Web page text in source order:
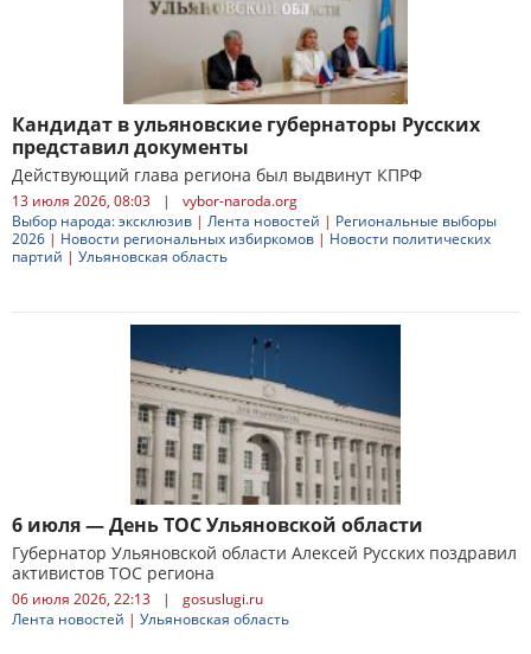
Кандидат в ульяновские губернаторы Русских
представил документы
Действующий глава региона был выдвинут КПРФ
13 июля 2026, 08:03 |
vybor-naroda.org
Выбор народа: эксклюзив | Лента новостей | Региональные выборы
2026 | Новости региональных избиркомов | Новости политических
партий | Ульяновская область
6 июля — День ТОС Ульяновской области
Губернатор Ульяновской области Алексей Русских поздравил
активистов ТОС региона
06 июля 2026, 22:13 |
gosuslugi.ru
Лента новостей | Ульяновская область